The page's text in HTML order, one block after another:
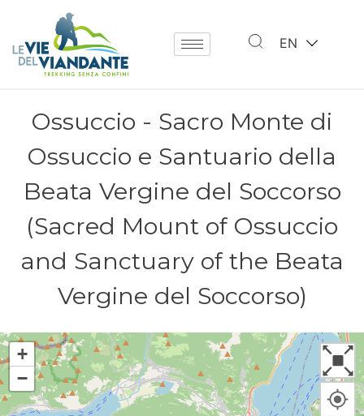
EN
Ossuccio - Sacro Monte di
Ossuccio e Santuario della
Beata Vergine del Soccorso
(Sacred Mount of Ossuccio
and Sanctuary of the Beata
Vergine del Soccorso)
+
−